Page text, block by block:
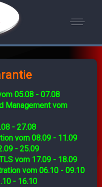
05.08 - 07.08
Management vom
- 27.08
vom 08.09 - 11.09
- 25.09
vom 17.09 - 18.09
vom 06.10 - 09.10
- 16.10